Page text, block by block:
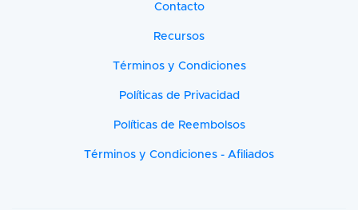
Contacto
Recursos
Términos y Condiciones
Políticas de Privacidad
Políticas de Reembolsos
Términos y Condiciones - Afiliados